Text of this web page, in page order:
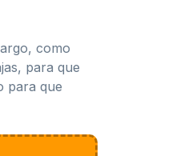
como
para que
para que